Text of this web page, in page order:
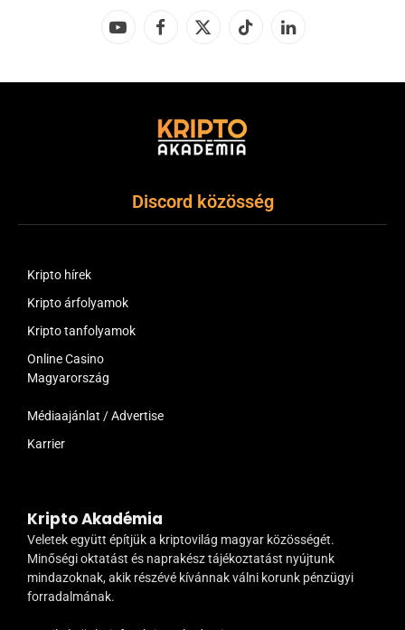
YouTubeFacebook
X
TikTok LinkedIn
Discord közösség
Kripto hírek
Kripto árfolyamok
Kripto tanfolyamok
Online Casino
Magyarország
Médiaajánlat / Advertise
Karrier
Kripto Akadémia
Veletek együtt építjük a kriptovilág magyar közösségét.
Minőségi oktatást és naprakész tájékoztatást nyújtunk
mindazoknak, akik részévé kívánnak válni korunk pénzügyi
forradalmának.